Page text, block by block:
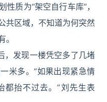
质为“架空自行车库”，
共区域，不知道为何突然
，发现一楼凭空多了几堵
米多。“如果出现紧急情
都抬不过去。”刘先生表